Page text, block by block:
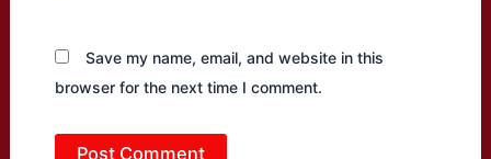
Save my name, email, and website in this
browser for the next time I comment.